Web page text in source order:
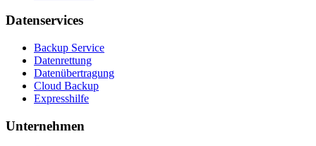
Datenservices
Backup Service
Datenrettung
Datenübertragung
Cloud Backup
Expresshilfe
Unternehmen